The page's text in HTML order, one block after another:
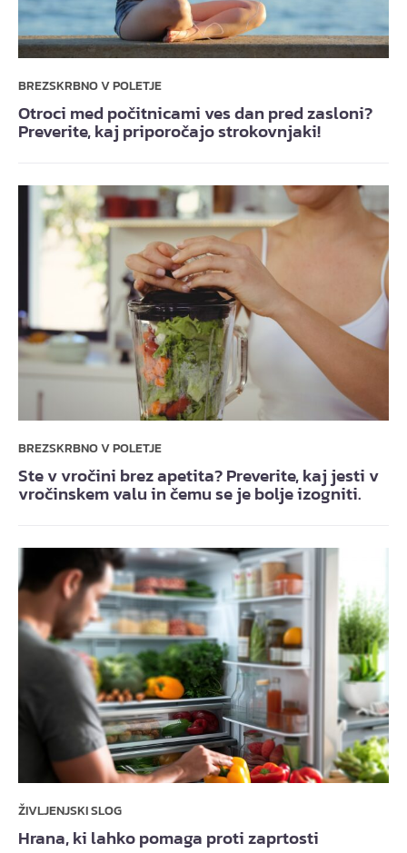
BREZSKRBNO V POLETJE
Otroci med počitnicami ves dan pred zasloni?
Preverite, kaj priporočajo strokovnjaki!
BREZSKRBNO V POLETJE
Ste v vročini brez apetita? Preverite, kaj jesti v
vročinskem valu in čemu se je bolje izogniti.
ŽIVLJENJSKI SLOG
Hrana, ki lahko pomaga proti zaprtosti